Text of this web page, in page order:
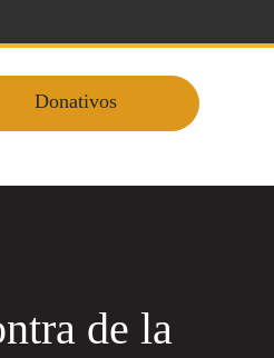
Donativos
de la